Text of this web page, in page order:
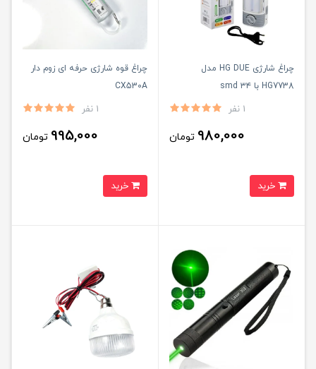
چراغ شارژی HG DUE مدل
HG7738 با ۳۴ smd
1 نفر
980,000 تومان
چراغ قوه شارژی حرفه ای زوم دار
CX530A
1 نفر
995,000 تومان